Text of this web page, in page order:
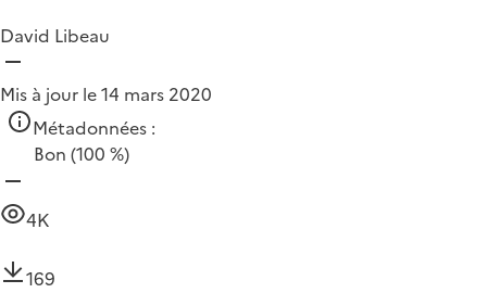
David Libeau
Mis à jour le 14 mars 2020
Métadonnées :
Bon (100 %)
4K
169